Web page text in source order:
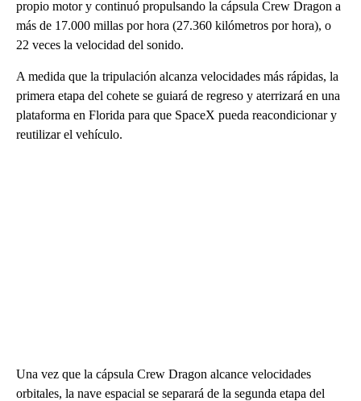
propio motor y continuó propulsando la cápsula Crew Dragon a
más de 17.000 millas por hora (27.360 kilómetros por hora), o
22 veces la velocidad del sonido.
A medida que la tripulación alcanza velocidades más rápidas, la
primera etapa del cohete se guiará de regreso y aterrizará en una
plataforma en Florida para que SpaceX pueda reacondicionar y
reutilizar el vehículo.
Una vez que la cápsula Crew Dragon alcance velocidades
orbitales, la nave espacial se separará de la segunda etapa del